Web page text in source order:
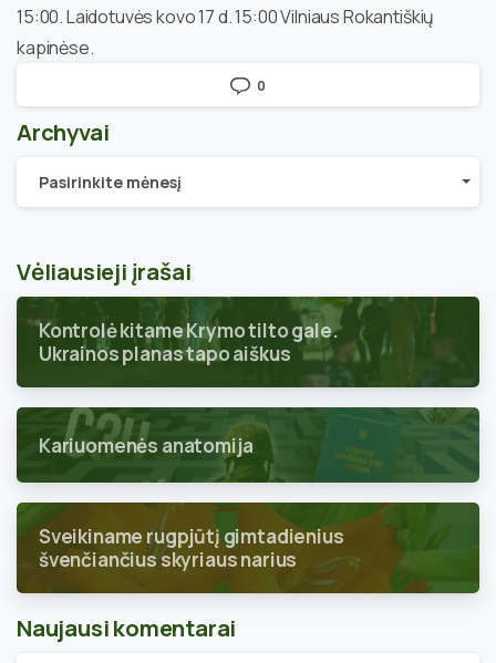
15:00. Laidotuvės kovo 17 d. 15:00 Vilniaus Rokantiškių
kapinėse.
0
Archyvai
Archyvai
Pasirinkite mėnesį
Vėliausieji įrašai
Kontrolė kitame Krymo tilto gale.
Ukrainos planas tapo aiškus
Kariuomenės anatomija
Sveikiname rugpjūtį gimtadienius
švenčiančius skyriaus narius
Naujausi komentarai